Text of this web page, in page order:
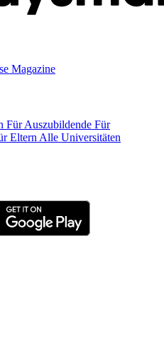
Magazine
Für Auszubildende Für
Eltern Alle Universitäten